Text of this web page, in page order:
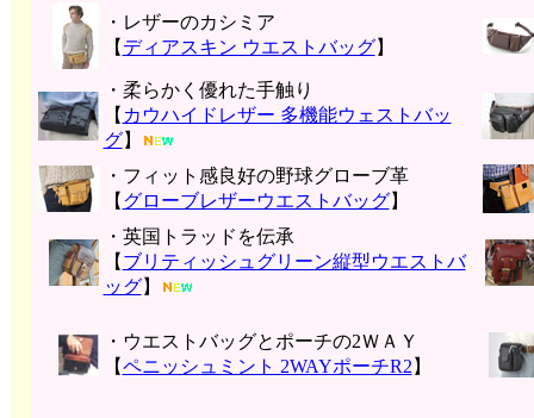
・レザーのカシミア
【 ディアスキン ウエストバッグ】
・柔らかく優れた手触り
【 カウハイドレザー 多機能ウェストバッ
グ】
・フィット感良好の野球グローブ革
【 グローブレザーウエストバッグ】
・英国トラッドを伝承
【 ブリティッシュグリーン縦型ウエストバ
ッグ】
・ウエストバッグとポーチの2ＷＡＹ
【ペニッシュミント 2WAYポーチR2 】